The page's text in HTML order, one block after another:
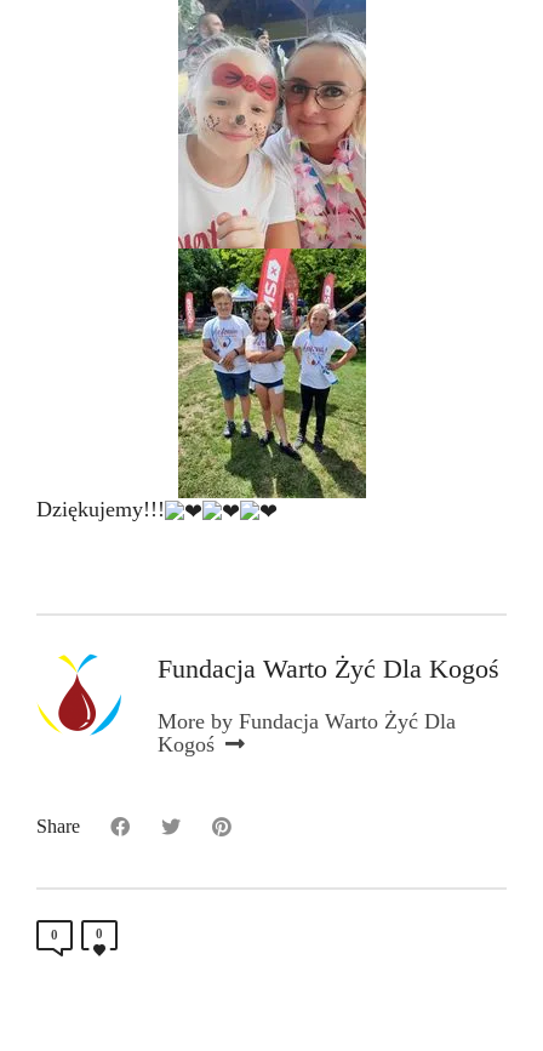
Dziękujemy!!!
Fundacja Warto Żyć Dla Kogoś
More by Fundacja Warto Żyć Dla
Kogoś
Share
0 0